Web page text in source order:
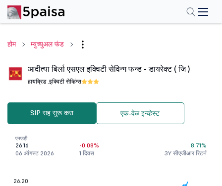
होम म्युच्युअल फंड
आदीत्या बिर्ला एसएल इक्विटी सेविन्ग फन्ड - डायरेक्ट ( जि )
हायब्रिड .इक्विटी सेव्हिंग्स
SIP सह सुरू करा एक-वेळ इन्व्हेस्ट
एनएव्ही
26.16
06 ऑगस्ट 2026
-0.08%
1 दिवस
8.71%
3Y सीएजीआर रिटर्न
26.20